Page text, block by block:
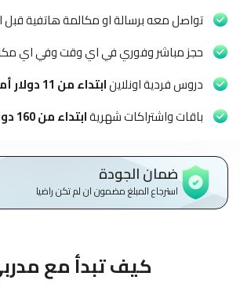
باقات
وطلاب
المدارس
نحن
الشروط
والأحكام
تواصل معه برسالة او مكالمة هاتفية قبل
حجز مباشر وفوري في اي وقت وفي اي
دروس فردية اونلاينابتداء من 11 دولار أمريكي
باقات واشتراكات شهريةابتداء من 160 دولار أمريكي
ضمان الجودة
استرجاع المبلغ مضمون ان لم تكن راضيا
كيف تبدأ مع